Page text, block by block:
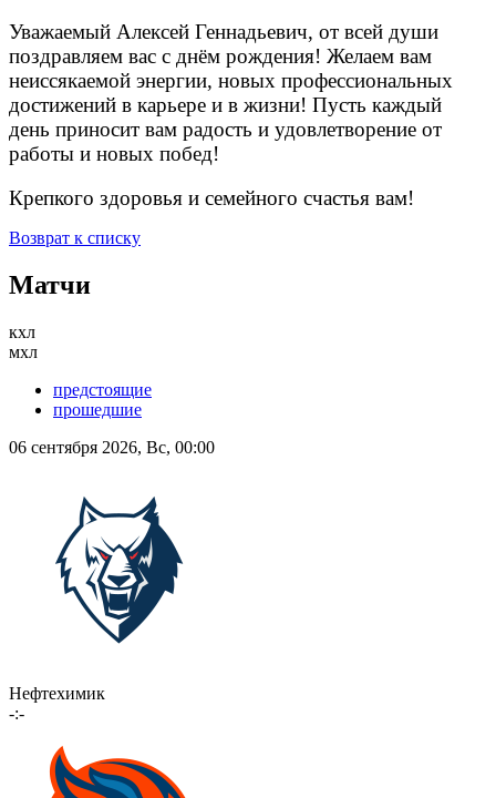
Уважаемый Алексей Геннадьевич, от всей души
поздравляем вас с днём рождения! Желаем вам
неиссякаемой энергии, новых профессиональных
достижений в карьере и в жизни! Пусть каждый
день приносит вам радость и удовлетворение от
работы и новых побед!
Крепкого здоровья и семейного счастья вам!
Возврат к списку
Матчи
кхл
мхл
предстоящие
прошедшие
06 сентября 2026, Вс, 00:00
Нефтехимик
-:-